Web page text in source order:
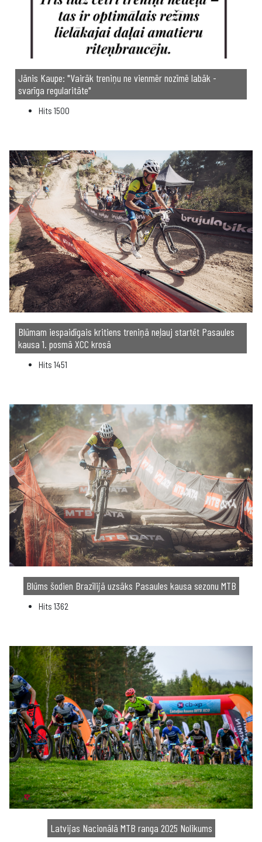
Jānis Kaupe: "Vairāk treniņu ne vienmēr nozīmē labāk -
svarīga regularitāte"
Hits 1500
Blūmam iespaidīgais kritiens treniņā neļauj startēt Pasaules
kausa 1. posmā XCC krosā
Hits 1451
Blūms šodien Brazīlijā uzsāks Pasaules kausa sezonu MTB
Hits 1362
Latvijas Nacionālā MTB ranga 2025 Nolikums